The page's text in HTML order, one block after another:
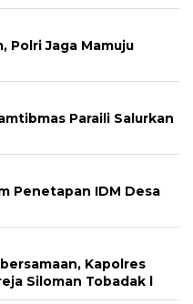
Polri Jaga Mamuju
Paraili Salurkan
Penetapan IDM Desa
Kapolres
Siloman Tobadak l